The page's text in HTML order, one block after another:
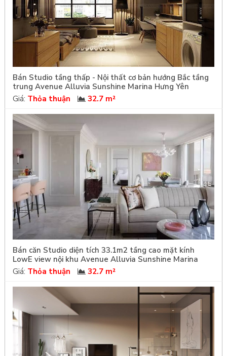
Bán Studio tầng thấp - Nội thất cơ bản hướng Bắc tầng
trung Avenue Alluvia Sunshine Marina Hưng Yên
Giá: Thỏa thuận 32.7 m²
Bán căn Studio diện tích 33.1m2 tầng cao mặt kính
LowE view nội khu Avenue Alluvia Sunshine Marina
Giá: Thỏa thuận 32.7 m²